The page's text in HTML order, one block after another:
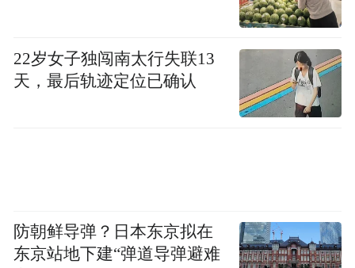
22岁女子独闯南太行失联13
天，最后轨迹定位已确认
防朝鲜导弹？日本东京拟在
东京站地下建“弹道导弹避难